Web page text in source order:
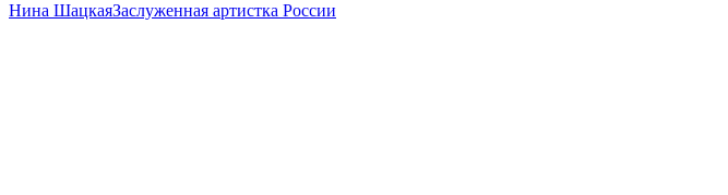
Нина ШацкаяЗаслуженная артистка России